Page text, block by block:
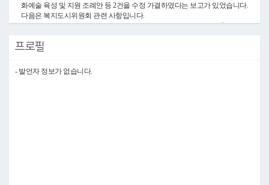
화예술 육성 및 지원 조례안 등 2건을 수정 가결하였다는 보고가 있었습니다.
다음은 복지도시위원회 관련 사항입니다.
2023년 6월 23일 복지도시위원장으로부터 서울특별시 마포구 장수축하금 지
기본 조례 일부개정조례안 등 1건을 수정 가결하였다는 보고가 있었습니다.
되었다는 보고가 있었습니다.
마지막으로 예산결산특별위원회 관련 사항입니다.
프로필
- 발언자 정보가 없습니다.